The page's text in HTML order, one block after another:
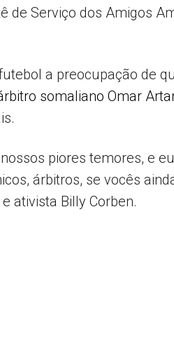
de Serviço dos Amigos
a preocupação de
somaliano Omar
piores temores, e
árbitros, se vocês
ativista Billy Corben.